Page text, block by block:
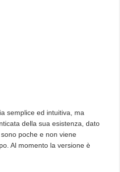
semplice ed intuitiva, ma
della sua esistenza, dato
poche e non viene
Al momento la versione è